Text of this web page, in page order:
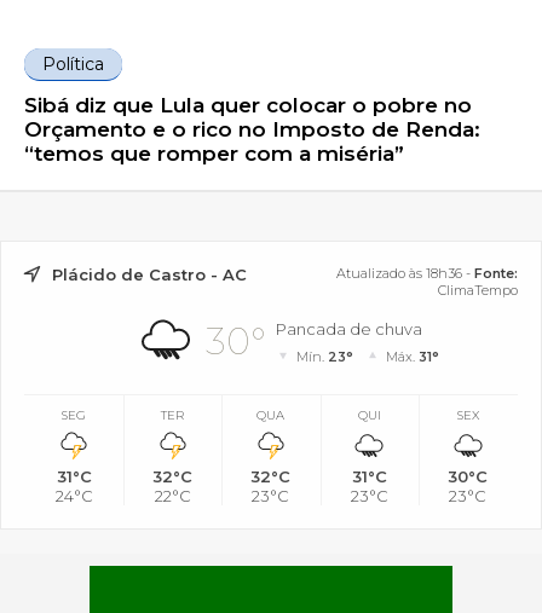
Política
Sibá diz que Lula quer colocar o pobre no
Orçamento e o rico no Imposto de Renda:
“temos que romper com a miséria”
Plácido de Castro - AC Atualizado às 18h36 - Fonte:
ClimaTempo
30° Pancada de chuva
Mín. 23° Máx. 31°
SEG
31°C
24°C
TER
32°C
22°C
QUA
32°C
23°C
QUI
31°C
23°C
SEX
30°C
23°C